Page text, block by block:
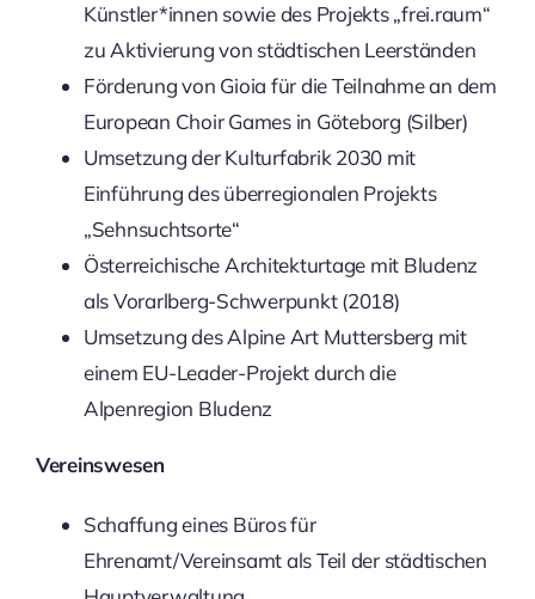
Künstler*innen sowie des Projekts „frei.raum“
zu Aktivierung von städtischen Leerständen
Förderung von Gioia für die Teilnahme an dem
European Choir Games in Göteborg (Silber)
Umsetzung der Kulturfabrik 2030 mit
Einführung des überregionalen Projekts
„Sehnsuchtsorte“
Österreichische Architekturtage mit Bludenz
als Vorarlberg-Schwerpunkt (2018)
Umsetzung des Alpine Art Muttersberg mit
einem EU-Leader-Projekt durch die
Alpenregion Bludenz
Vereinswesen
Schaffung eines Büros für
Ehrenamt/Vereinsamt als Teil der städtischen